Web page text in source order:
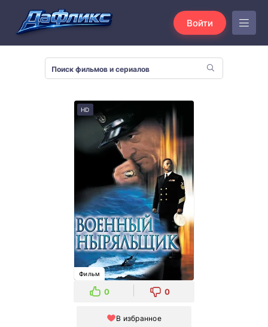
Войти
HD
Фильм
0 0
В избранное